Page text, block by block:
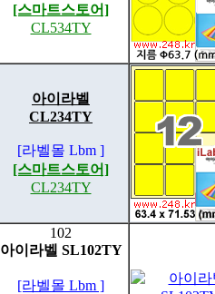
[스마트스토어]
CL534TY
아이라벨
CL234TY
[라벨몰 Lbm ]
[스마트스토어]
CL234TY
102
아이라벨 SL102TY
[라벨몰 Lbm ]